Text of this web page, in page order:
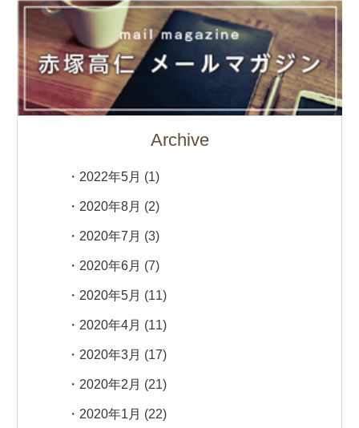
Archive
2022年5月 (1)
2020年8月 (2)
2020年7月 (3)
2020年6月 (7)
2020年5月 (11)
2020年4月 (11)
2020年3月 (17)
2020年2月 (21)
2020年1月 (22)